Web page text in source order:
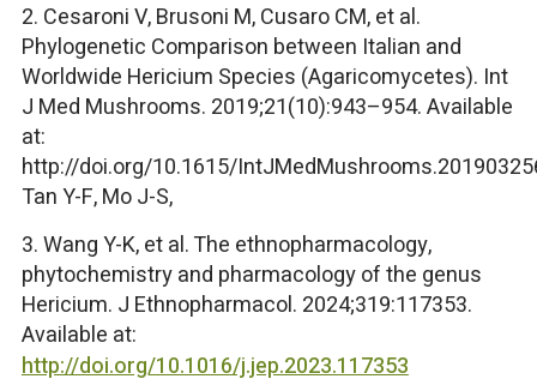
2. Cesaroni V, Brusoni M, Cusaro CM, et al.
Phylogenetic Comparison between Italian and
Worldwide Hericium Species (Agaricomycetes). Int
J Med Mushrooms. 2019;21(10):943–954. Available
at:
http://doi.org/10.1615/
Tan Y-F, Mo J-S,
3. Wang Y-K, et al. The ethnopharmacology,
phytochemistry and pharmacology of the genus
Hericium. J Ethnopharmacol. 2024;319:117353.
Available at:
http://doi.org/10.1016/j.jep.2023.117353